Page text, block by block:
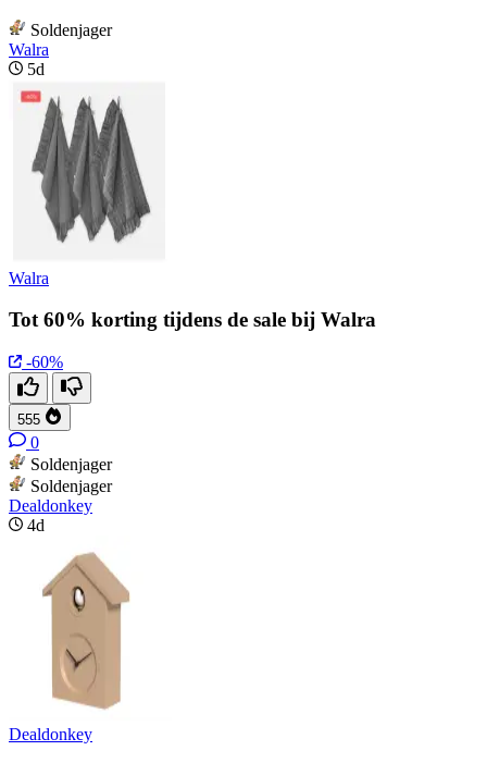
Soldenjager
Walra
5d
Walra
Tot 60% korting tijdens de sale bij Walra
-60%
555
0
Soldenjager
Soldenjager
Dealdonkey
4d
Dealdonkey